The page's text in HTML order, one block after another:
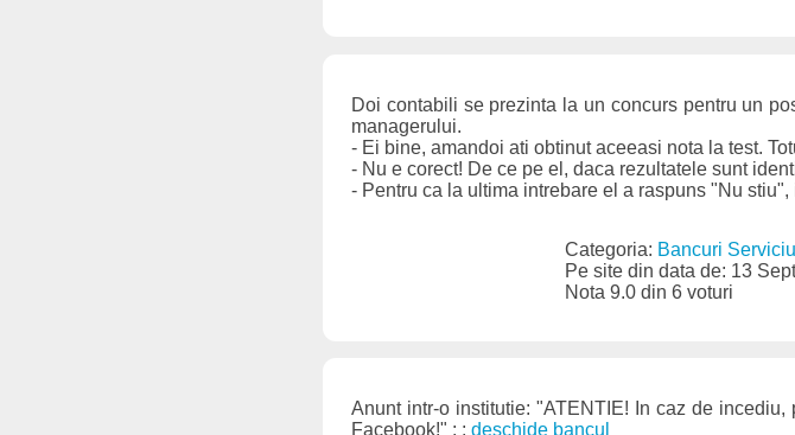
Doi contabili se prezinta la un concurs pentru un
managerului.
- Ei bine, amandoi ati obtinut aceeasi nota la test.
- Nu e corect! De ce pe el, daca rezultatele sunt
- Pentru ca la ultima intrebare el a raspuns "Nu
Categoria: Bancuri
Pe site din data de: 13
Nota 9.0 din 6 voturi
Anunt intr-o institutie: "ATENTIE! In caz de
Facebook!" : : deschide bancul